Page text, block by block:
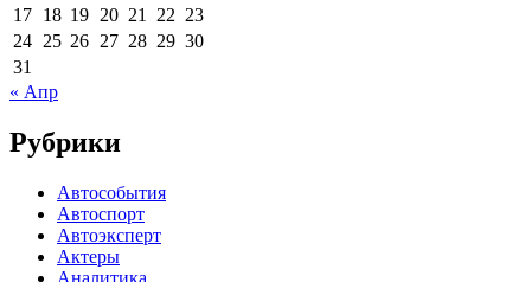
17 18 19 20 21 22 23
24 25 26 27 28 29 30
31
« Апр
Рубрики
Автособытия
Автоспорт
Автоэксперт
Актеры
Аналитика